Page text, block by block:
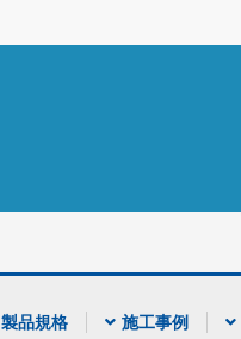
製品規格 施工事例